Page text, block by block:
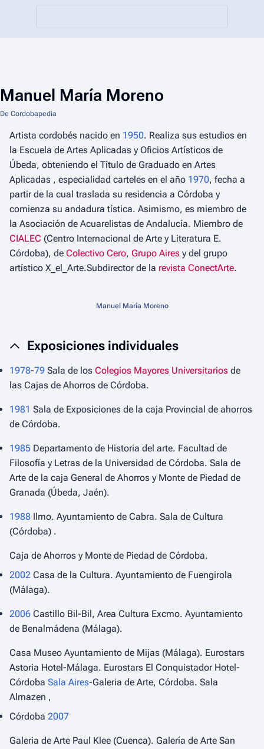
Manuel María Moreno
De Cordobapedia
Artista cordobés nacido en 1950. Realiza sus estudios en
la Escuela de Artes Aplicadas y Oficios Artísticos de
Úbeda, obteniendo el Título de Graduado en Artes
Aplicadas , especialidad carteles en el año 1970, fecha a
partir de la cual traslada su residencia a Córdoba y
comienza su andadura tística. Asimismo, es miembro de
la Asociación de Acuarelistas de Andalucía. Miembro de
CIALEC (Centro Internacional de Arte y Literatura E.
Córdoba), de Colectivo Cero, Grupo Aires y del grupo
artístico X_el_Arte.Subdirector de la revista ConectArte.
Manuel María Moreno
Exposiciones individuales
1978-79 Sala de los Colegios Mayores Universitarios de
las Cajas de Ahorros de Córdoba.
1981 Sala de Exposiciones de la caja Provincial de ahorros
de Córdoba.
1985 Departamento de Historia del arte. Facultad de
Filosofía y Letras de la Universidad de Córdoba. Sala de
Arte de la caja General de Ahorros y Monte de Piedad de
Granada (Úbeda, Jaén).
1988 Ilmo. Ayuntamiento de Cabra. Sala de Cultura
(Córdoba) .
Caja de Ahorros y Monte de Piedad de Córdoba.
2002 Casa de la Cultura. Ayuntamiento de Fuengirola
(Málaga).
2006 Castillo Bil-Bil, Area Cultura Excmo. Ayuntamiento
de Benalmádena (Málaga).
Casa Museo Ayuntamiento de Mijas (Málaga). Eurostars
Astoria Hotel-Málaga. Eurostars El Conquistador Hotel-
Córdoba Sala Aires-Galeria de Arte, Córdoba. Sala
Almazen ,
Córdoba 2007
Galeria de Arte Paul Klee (Cuenca). Galería de Arte San